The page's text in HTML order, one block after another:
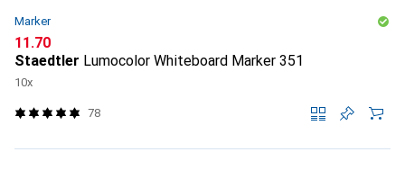
Marker
CHF
11.70
Staedtler Lumocolor Whiteboard Marker 351
10x
78